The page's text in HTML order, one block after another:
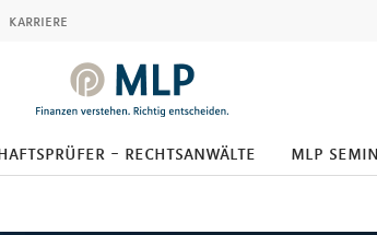
karriere
- rechtsanwälte mlp